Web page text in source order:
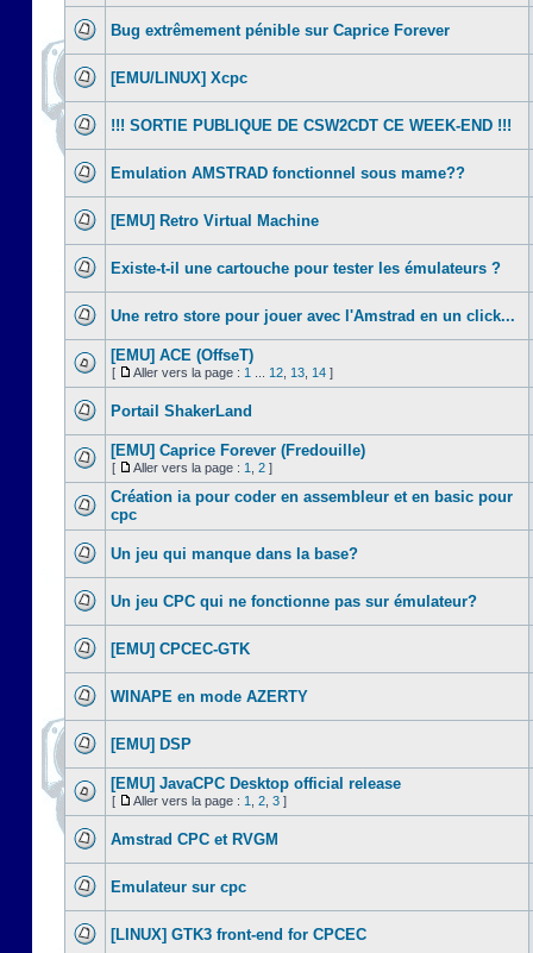
Bug extrêmement pénible sur Caprice Forever
[EMU/LINUX] Xcpc
!!! SORTIE PUBLIQUE DE CSW2CDT CE WEEK-END !!!
Emulation AMSTRAD fonctionnel sous mame??
[EMU] Retro Virtual Machine
Existe-t-il une cartouche pour tester les émulateurs ?
Une retro store pour jouer avec l'Amstrad en un click...
[EMU] ACE (OffseT)
[ Aller vers la page : 1 12 13 14 ]
Portail ShakerLand
[EMU] Caprice Forever (Fredouille)
[ Aller vers la page : 1 2 ]
Création ia pour coder en assembleur et en basic pour
cpc
Un jeu qui manque dans la base?
Un jeu CPC qui ne fonctionne pas sur émulateur?
[EMU] CPCEC-GTK
WINAPE en mode AZERTY
[EMU] DSP
[EMU] JavaCPC Desktop official release
[ Aller vers la page : 1 2 3 ]
Amstrad CPC et RVGM
Emulateur sur cpc
[LINUX] GTK3 front-end for CPCEC